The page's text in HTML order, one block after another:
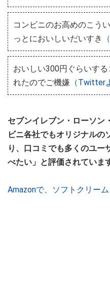
コンビニのお高めのこう
っとにおいしいだいすき
おいしい300円ぐらいす
れたのでご機嫌 （Twitter
セブンイレブン・ローソン
ビニ各社でもオリジナルの
り、口コミでも多くのユー
べたい」と評価されていま
Amazonで、ソフトクリーム